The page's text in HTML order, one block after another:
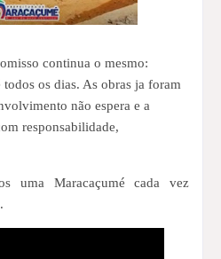
continua o mesmo:
os dias. As obras ja foram
não espera e a
responsabilidade,
uma Maracaçumé cada vez